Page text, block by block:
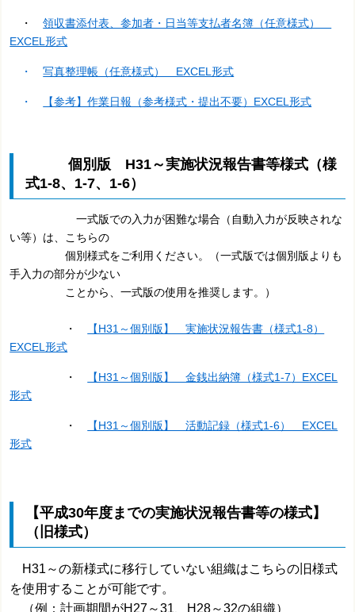
・領収書添付表、参加者・日当等支払者名簿（任意様式）
EXCEL形式
・ 写真整理帳（任意様式） EXCEL形式
・ 【参考】作業日報（参考様式・提出不要）EXCEL形式
個別版 H31～実施状況報告書等様式（様
式1-8、1-7、1-6）
一式版での入力が困難な場合（自動入力が反映されな
い等）は、
こちらの
個別様式をご利用ください。
（一式版では個別版よりも
手入力の部分が少ない
ことから、一式版の使用を推奨します。）
・
【H31～個別版】 実施状況報告書（様式1-8）
EXCEL形式
・
【H31～個別版】 金銭出納簿（様式1-7）EXCEL
形式
・
【H31～個別版】 活動記録（様式1-6） EXCEL
形式
【平成30年度までの実施状況報告書等の様式】
（旧様式）
H31～の新様式に移行していない組織はこちらの旧様式
を使用することが可能です。
（例：計画期間がH27～31、H28～32の組織）